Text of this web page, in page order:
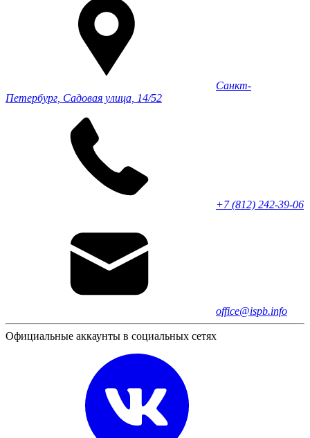
Санкт-
Петербург, Садовая улица, 14/52
+7 (812) 242-39-06
office@ispb.info
Официальные аккаунты в социальных сетях